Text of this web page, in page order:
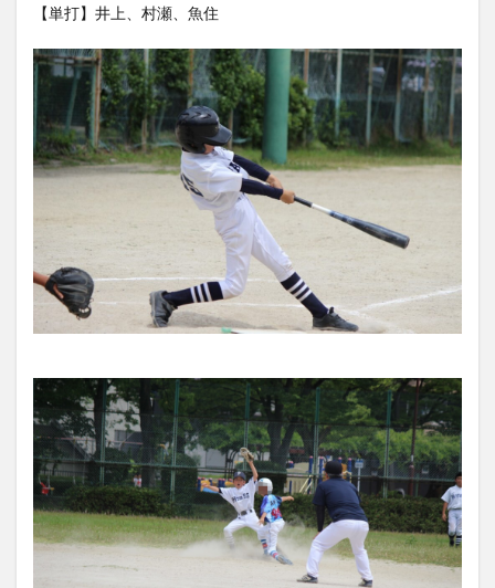
【単打】井上、村瀬、魚住